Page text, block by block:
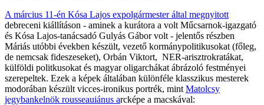
A március 11-én Kósa Lajos expolgármester által megnyitott
debreceni kiállításon - aminek a kurátora a volt Műcsarnok-igazgató
és Kósa Lajos-tanácsadó Gulyás Gábor volt - jelentős részben
Máriás utóbbi években készült, vezető kormánypolitikusokat (főleg,
de nemcsak fideszeseket), Orbán Viktort, NER-arisztrokratákat,
külföldi politkusokat és magyar oligarchákat ábrázoló festményei
szerepeltek. Ezek a képek általában különféle klasszikus mesterek
modorában készült vicces-ironikus portrék, mint Matolcsy
jegybankelnök rousseauiánus arcképe a macskával: